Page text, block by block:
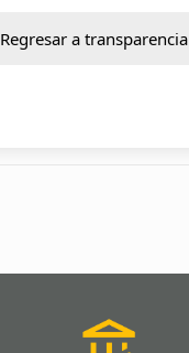
Regresar a transparencia